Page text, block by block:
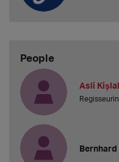
People
Asli Kişlal